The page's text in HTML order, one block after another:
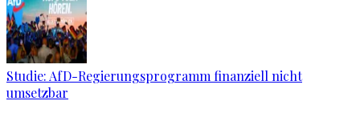
Studie: AfD-Regierungsprogramm finanziell nicht
umsetzbar